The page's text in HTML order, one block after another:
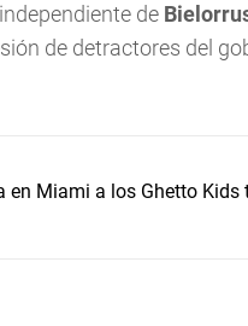
de
de detractores del
en Miami a los Ghetto